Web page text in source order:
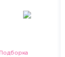
Подборка